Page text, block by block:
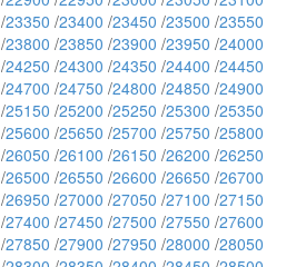
/23350 /23400 /23450 /23500 /23550
/23800 /23850 /23900 /23950 /24000
/24250 /24300 /24350 /24400 /24450
/24700 /24750 /24800 /24850 /24900
/25150 /25200 /25250 /25300 /25350
/25600 /25650 /25700 /25750 /25800
/26050 /26100 /26150 /26200 /26250
/26500 /26550 /26600 /26650 /26700
/26950 /27000 /27050 /27100 /27150
/27400 /27450 /27500 /27550 /27600
/27850 /27900 /27950 /28000 /28050